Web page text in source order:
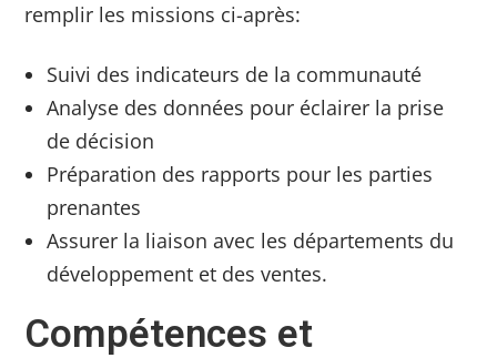
remplir les missions ci-après:
Suivi des indicateurs de la communauté
Analyse des données pour éclairer la prise
de décision
Préparation des rapports pour les parties
prenantes
Assurer la liaison avec les départements du
développement et des ventes.
Compétences et